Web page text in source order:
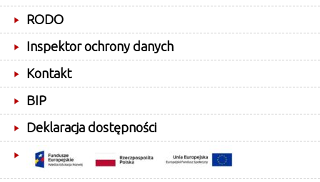
RODO
Inspektor ochrony danych
Kontakt
BIP
Deklaracja dostępności